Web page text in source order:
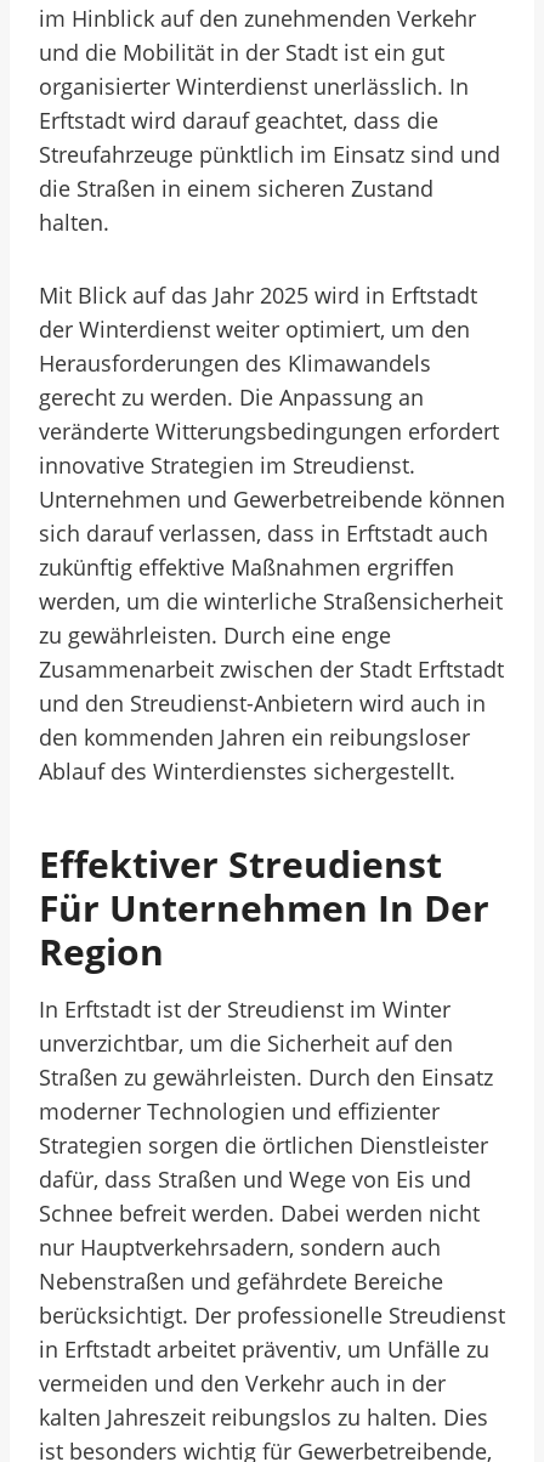
im Hinblick auf den zunehmenden Verkehr
und die Mobilität in der Stadt ist ein gut
organisierter Winterdienst unerlässlich. In
Erftstadt wird darauf geachtet, dass die
Streufahrzeuge pünktlich im Einsatz sind und
die Straßen in einem sicheren Zustand
halten.
Mit Blick auf das Jahr 2025 wird in Erftstadt
der Winterdienst weiter optimiert, um den
Herausforderungen des Klimawandels
gerecht zu werden. Die Anpassung an
veränderte Witterungsbedingungen erfordert
innovative Strategien im Streudienst.
Unternehmen und Gewerbetreibende können
sich darauf verlassen, dass in Erftstadt auch
zukünftig effektive Maßnahmen ergriffen
werden, um die winterliche Straßensicherheit
zu gewährleisten. Durch eine enge
Zusammenarbeit zwischen der Stadt Erftstadt
und den Streudienst-Anbietern wird auch in
den kommenden Jahren ein reibungsloser
Ablauf des Winterdienstes sichergestellt.
Effektiver Streudienst
Für Unternehmen In Der
Region
In Erftstadt ist der Streudienst im Winter
unverzichtbar, um die Sicherheit auf den
Straßen zu gewährleisten. Durch den Einsatz
moderner Technologien und effizienter
Strategien sorgen die örtlichen Dienstleister
dafür, dass Straßen und Wege von Eis und
Schnee befreit werden. Dabei werden nicht
nur Hauptverkehrsadern, sondern auch
Nebenstraßen und gefährdete Bereiche
berücksichtigt. Der professionelle Streudienst
in Erftstadt arbeitet präventiv, um Unfälle zu
vermeiden und den Verkehr auch in der
kalten Jahreszeit reibungslos zu halten. Dies
ist besonders wichtig für Gewerbetreibende,